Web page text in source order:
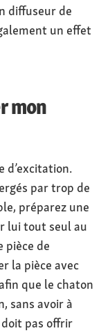
diffuseur de
un effet
mon
d’excitation.
par trop de
préparez une
lui tout seul au
pièce de
la pièce avec
que le chaton
sans avoir à
pas offrir